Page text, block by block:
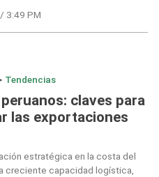
3:49 PM
Tendencias
claves para
las exportaciones
estratégica en la costa del
creciente capacidad logística,